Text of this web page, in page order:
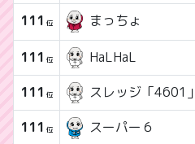
111 位 まっちょ
111 位 HaLHaL
111 位 スレッジ「4601」
111 位 スーパー６